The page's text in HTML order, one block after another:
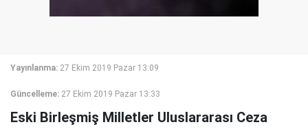
Yayınlanma: 27 Ekim 2019 Pazar 13:09
Güncelleme: 27 Ekim 2019 Pazar 13:33
Eski Birleşmiş Milletler Uluslararası Ceza